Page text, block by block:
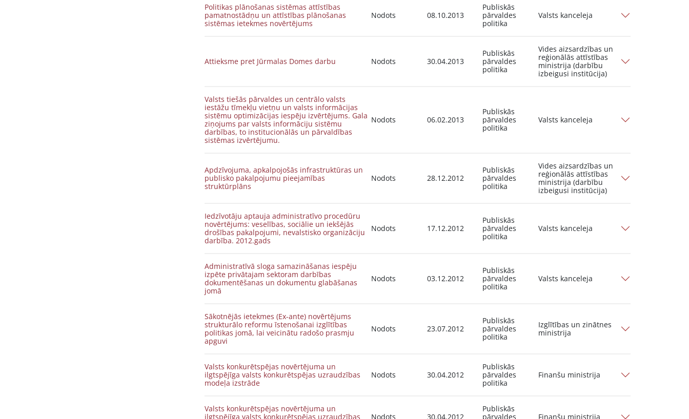
Politikas plānošanas sistēmas attīstības
pamatnostādņu un attīstības plānošanas
sistēmas ietekmes novērtējums
Nodots 08.10.2013
Publiskās
pārvaldes
politika
Valsts kanceleja
Attieksme pret Jūrmalas Domes darbu Nodots 30.04.2013
Publiskās
pārvaldes
politika
Vides aizsardzības un
reģionālās attīstības
ministrija (darbību
izbeigusi institūcija)
Valsts tiešās pārvaldes un centrālo valsts
iestāžu tīmekļu vietņu un valsts informācijas
sistēmu optimizācijas iespēju izvērtējums. Gala
ziņojums par valsts informāciju sistēmu
darbības, to institucionālās un pārvaldības
sistēmas izvērtējumu.
Nodots 06.02.2013
Publiskās
pārvaldes
politika
Valsts kanceleja
Apdzīvojuma, apkalpojošās infrastruktūras un
publisko pakalpojumu pieejamības
struktūrplāns
Nodots 28.12.2012
Publiskās
pārvaldes
politika
Vides aizsardzības un
reģionālās attīstības
ministrija (darbību
izbeigusi institūcija)
Iedzīvotāju aptauja administratīvo procedūru
novērtējums: veselības, sociālie un iekšējās
drošības pakalpojumi, nevalstisko organizāciju
darbība. 2012.gads
Nodots 17.12.2012
Publiskās
pārvaldes
politika
Valsts kanceleja
Administratīvā sloga samazināšanas iespēju
izpēte privātajam sektoram darbības
dokumentēšanas un dokumentu glabāšanas
jomā
Nodots 03.12.2012
Publiskās
pārvaldes
politika
Valsts kanceleja
Sākotnējās ietekmes (Ex-ante) novērtējums
strukturālo reformu īstenošanai izglītības
politikas jomā, lai veicinātu radošo prasmju
apguvi
Nodots 23.07.2012
Publiskās
pārvaldes
politika
Izglītības un zinātnes
ministrija
Valsts konkurētspējas novērtējuma un
ilgtspējīga valsts konkurētspējas uzraudzības
modeļa izstrāde
Nodots 30.04.2012
Publiskās
pārvaldes
politika
Finanšu ministrija
Valsts konkurētspējas novērtējuma un
ilgtspējīga valsts konkurētspējas uzraudzības
Nodots 30.04.2012
Publiskās
pārvaldes
Finanšu ministrija